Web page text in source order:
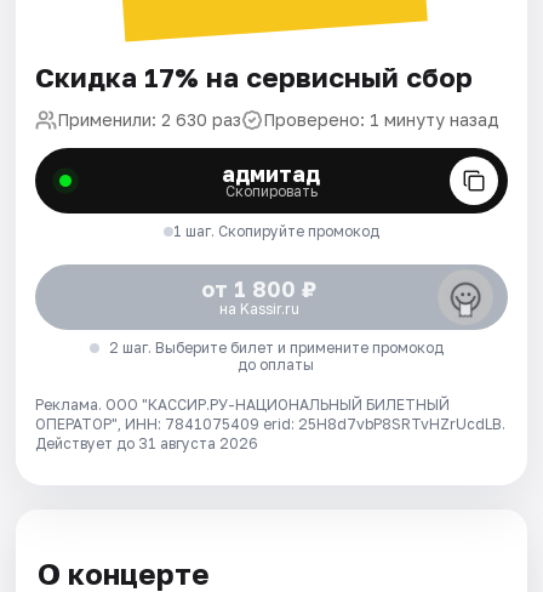
Скидка 17% на сервисный сбор
Применили: 2 630 раз Проверено: 1 минуту назад
адмитад
Скопировать
1 шаг. Скопируйте промокод
от 1 800 ₽
на Kassir.ru
2 шаг. Выберите билет и примените промокод
до оплаты
Реклама. ООО "КАССИР.РУ-НАЦИОНАЛЬНЫЙ БИЛЕТНЫЙ
ОПЕРАТОР", ИНН: 7841075409 erid: 25H8d7vbP8SRTvHZrUcdLB.
Действует до 31 августа 2026
О концерте